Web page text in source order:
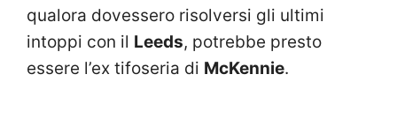
qualora dovessero risolversi gli ultimi
intoppi con il Leeds, potrebbe presto
essere l’ex tifoseria di McKennie.